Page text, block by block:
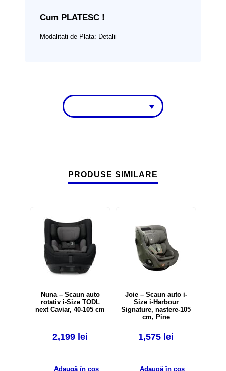
Cum PLATESC !
Modalitati de Plata: Detalii
PRODUSE SIMILARE
Nuna – Scaun auto
rotativ i-Size TODL
next Caviar, 40-105 cm
2,199 lei
Adaugă în coș
Joie – Scaun auto i-
Size i-Harbour
Signature, nastere-105
cm, Pine
1,575 lei
Adaugă în coș